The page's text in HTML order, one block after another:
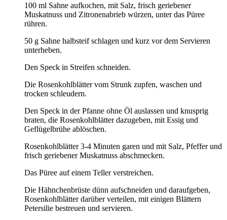
100 ml Sahne aufkochen, mit Salz, frisch geriebener
Muskatnuss und Zitronenabrieb würzen, unter das Püree
rühren.
50 g Sahne halbsteif schlagen und kurz vor dem Servieren
unterheben.
Den Speck in Streifen schneiden.
Die Rosenkohlblätter vom Strunk zupfen, waschen und
trocken schleudern.
Den Speck in der Pfanne ohne Öl auslassen und knusprig
braten, die Rosenkohlblätter dazugeben, mit Essig und
Geflügelbrühe ablöschen.
Rosenkohlblätter 3-4 Minuten garen und mit Salz, Pfeffer und
frisch geriebener Muskatnuss abschmecken.
Das Püree auf einem Teller verstreichen.
Die Hähnchenbrüste dünn aufschneiden und daraufgeben,
Rosenkohlblätter darüber verteilen, mit einigen Blättern
Petersilie bestreuen und servieren.